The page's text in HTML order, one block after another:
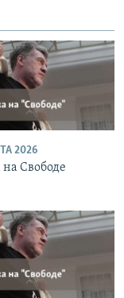
2026
Свободе